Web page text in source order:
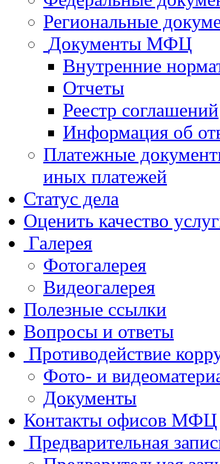
Региональные
Документы МФЦ
Внутренние
Отчеты
Реестр соглашений
Информация об
Платежные
иных платежей
Статус дела
Оценить качество
Галерея
Фотогалерея
Видеогалерея
Полезные ссылки
Вопросы и ответы
Противодействие
Фото- и
Документы
Контакты офисов МФЦ
Предварительная